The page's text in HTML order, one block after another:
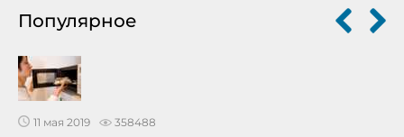
Популярное
11 мая 2019 358488